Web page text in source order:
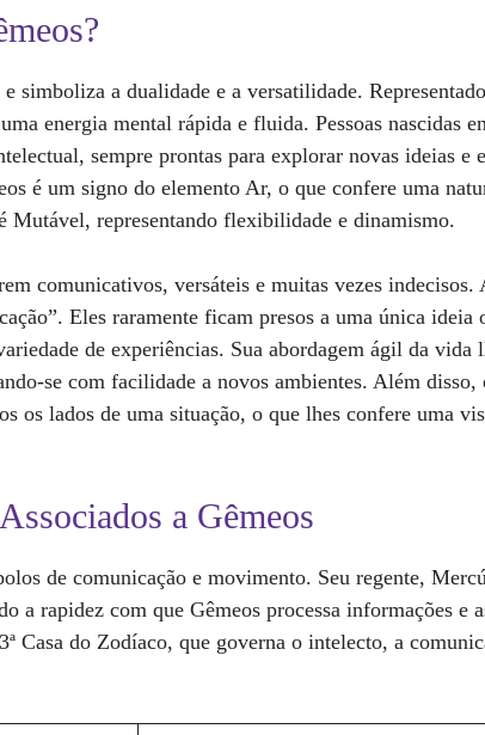
e simboliza a dualidade e a versatilidade.
energia mental rápida e fluida. Pessoas nascidas
sempre prontas para explorar novas ideias e
é um signo do elemento Ar, o que confere uma
Mutável, representando flexibilidade e dinamismo.
comunicativos, versáteis e muitas vezes indecisos.
Eles raramente ficam presos a uma única ideia
de experiências. Sua abordagem ágil da vida
se com facilidade a novos ambientes. Além disso,
os lados de uma situação, o que lhes confere uma
a Gêmeos
de comunicação e movimento. Seu regente,
a rapidez com que Gêmeos processa informações e
Casa do Zodíaco, que governa o intelecto, a